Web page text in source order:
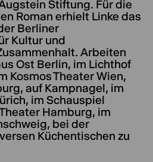
Stiftung. Für die
Roman erhielt Linke das
Berliner
Kultur und
Arbeiten
Ost Berlin, im Lichthof
Kosmos Theater Wien,
auf Kampnagel, im
im Schauspiel
Hamburg, im
bei der
Küchentischen zu